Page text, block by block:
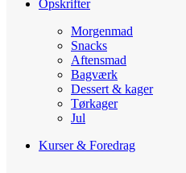
Opskrifter
Morgenmad
Snacks
Aftensmad
Bagværk
Dessert & kager
Tørkager
Jul
Kurser & Foredrag